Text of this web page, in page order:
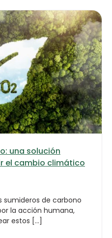
una solución
el cambio climático
sumideros de carbono
la acción humana,
estos […]